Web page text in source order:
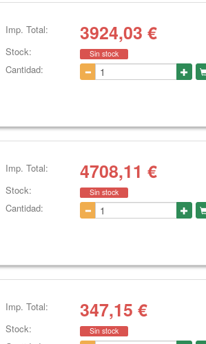
Imp. Total: 3924,03 €
Stock: Sin stock
Cantidad:
Imp. Total: 4708,11 €
Stock: Sin stock
Cantidad:
Imp. Total: 347,15 €
Stock: Sin stock